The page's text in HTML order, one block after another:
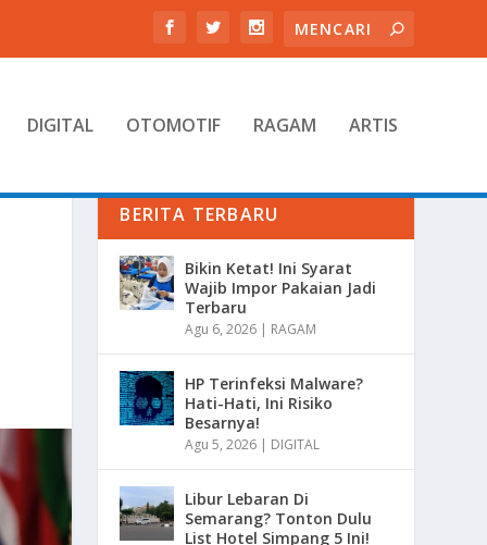
DIGITAL OTOMOTIF RAGAM ARTIS
BERITA TERBARU
Bikin Ketat! Ini Syarat
Wajib Impor Pakaian Jadi
Terbaru
Agu 6, 2026 | RAGAM
HP Terinfeksi Malware?
Hati-Hati, Ini Risiko
Besarnya!
Agu 5, 2026 | DIGITAL
Libur Lebaran Di
Semarang? Tonton Dulu
List Hotel Simpang 5 Ini!